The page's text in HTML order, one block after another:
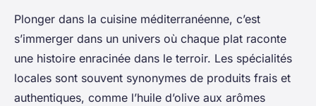
Plonger dans la cuisine méditerranéenne, c’est
s’immerger dans un univers où chaque plat raconte
une histoire enracinée dans le terroir. Les spécialités
locales sont souvent synonymes de produits frais et
authentiques, comme l’huile d’olive aux arômes